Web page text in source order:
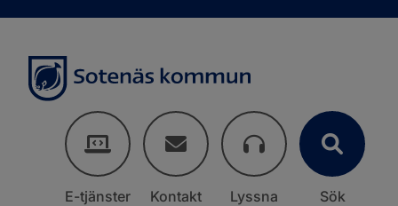
E-tjänster Kontakt Lyssna Sök